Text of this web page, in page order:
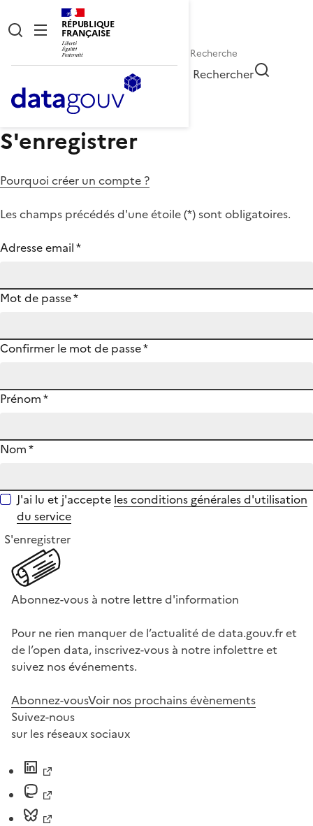
RÉPUBLIQUE
FRANÇAISE
Rechercher
S'enregistrer
Pourquoi créer un compte ?
Les champs précédés d'une étoile (*) sont obligatoires.
Adresse email*
Mot de passe*
Confirmer le mot de passe*
Prénom*
Nom*
J'ai lu et j'accepte les conditions générales d'utilisation
du service
S'enregistrer
Abonnez-vous à notre lettre d'information
Pour ne rien manquer de l’actualité de data.gouv.fr et
de l’open data, inscrivez-vous à notre infolettre et
suivez nos événements.
Abonnez-vousVoir nos prochains évènements
Suivez-nous
sur les réseaux sociaux